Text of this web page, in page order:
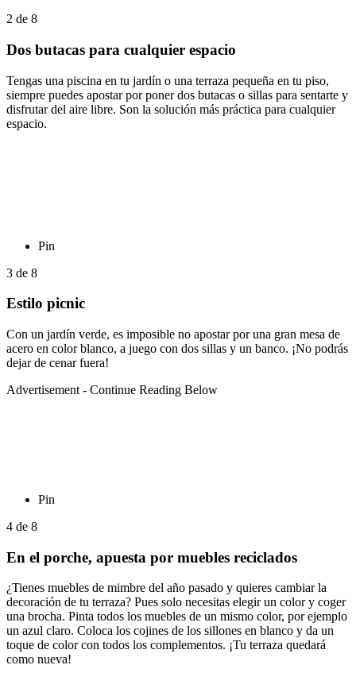
2 de 8
Dos butacas para cualquier espacio
Tengas una piscina en tu jardín o una terraza pequeña en tu piso,
siempre puedes apostar por poner dos butacas o sillas para sentarte y
disfrutar del aire libre. Son la solución más práctica para cualquier
espacio.
Pin
3 de 8
Estilo picnic
Con un jardín verde, es imposible no apostar por una gran mesa de
acero en color blanco, a juego con dos sillas y un banco. ¡No podrás
dejar de cenar fuera!
Advertisement - Continue Reading Below
Pin
4 de 8
En el porche, apuesta por muebles reciclados
¿Tienes muebles de mimbre del año pasado y quieres cambiar la
decoración de tu terraza? Pues solo necesitas elegir un color y coger
una brocha. Pinta todos los muebles de un mismo color, por ejemplo
un azul claro. Coloca los cojines de los sillones en blanco y da un
toque de color con todos los complementos. ¡Tu terraza quedará
como nueva!